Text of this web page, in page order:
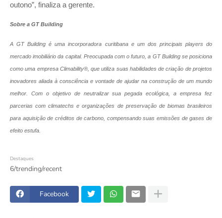
outono”, finaliza a gerente.
Sobre a GT Building
A GT Building é uma incorporadora curitibana e um dos principais players do
mercado imobiliário da capital. Preocupada com o futuro, a GT Building se posiciona
como uma empresa Climability®, que utiliza suas habilidades de criação de projetos
inovadores aliada à consciência e vontade de ajudar na construção de um mundo
melhor. Com o objetivo de neutralizar sua pegada ecológica, a empresa fez
parcerias com climatechs e organizações de preservação de biomas brasileiros
para aquisição de créditos de carbono, compensando suas emissões de gases de
efeito estufa.
Destaques
6/trending/recent
Facebook